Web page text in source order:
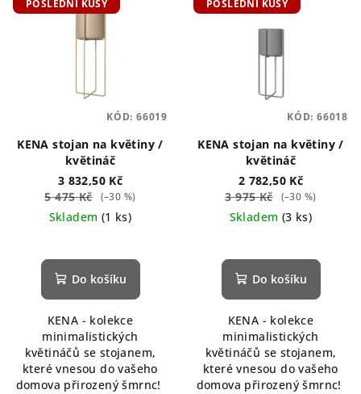
d
ý
o
POSLEDNÍ KUSY
KENA stojan na květiny /
květináč
3 832,50 Kč
5 475 Kč
(–30 %)
Skladem (1 ks)
Do košíku
KENA - kolekce
minimalistických
květináčů se stojanem,
které vnesou do vašeho
domova přirozený šmrnc!
KÓD: 66019
POSLEDNÍ KUSY
KENA stojan na květiny /
květináč
2 782,50 Kč
3 975 Kč
(–30 %)
Skladem (3 ks)
Do košíku
KENA - kolekce
minimalistických
květináčů se stojanem,
které vnesou do vašeho
domova přirozený šmrnc!
KÓD: 66018